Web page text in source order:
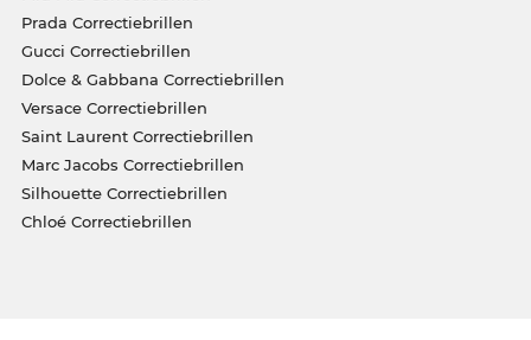
Prada Correctiebrillen
Gucci Correctiebrillen
Dolce & Gabbana Correctiebrillen
Versace Correctiebrillen
Saint Laurent Correctiebrillen
Marc Jacobs Correctiebrillen
Silhouette Correctiebrillen
Chloé Correctiebrillen